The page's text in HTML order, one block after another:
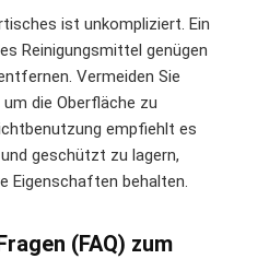
ist unkompliziert. Ein
Reinigungsmittel genügen
Vermeiden Sie
die Oberfläche zu
empfiehlt es
geschützt zu lagern,
Eigenschaften behalten.
(FAQ) zum